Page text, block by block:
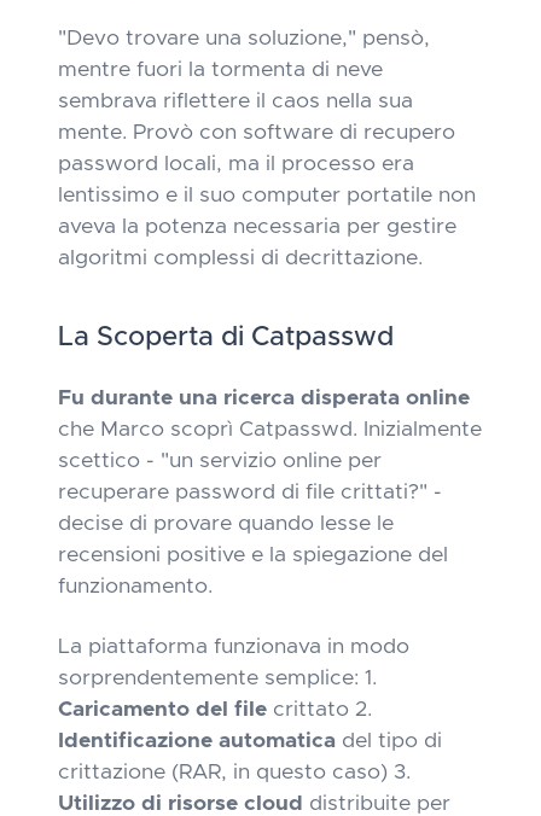
"Devo trovare una soluzione," pensò,
mentre fuori la tormenta di neve
sembrava riflettere il caos nella sua
mente. Provò con software di recupero
password locali, ma il processo era
lentissimo e il suo computer portatile non
aveva la potenza necessaria per gestire
algoritmi complessi di decrittazione.
La Scoperta di Catpasswd
Fu durante una ricerca disperata online
che Marco scoprì Catpasswd. Inizialmente
scettico - "un servizio online per
recuperare password di file crittati?" -
decise di provare quando lesse le
recensioni positive e la spiegazione del
funzionamento.
La piattaforma funzionava in modo
sorprendentemente semplice: 1.
Caricamento del file crittato 2.
Identificazione automatica del tipo di
crittazione (RAR, in questo caso) 3.
Utilizzo di risorse cloud distribuite per